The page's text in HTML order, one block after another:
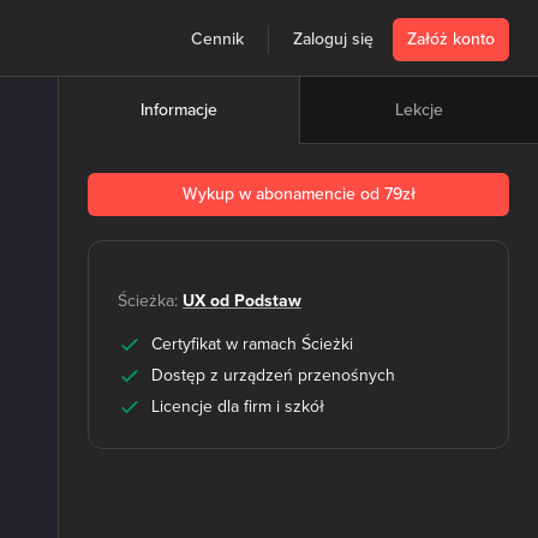
Cennik Zaloguj się Załóż konto
Informacje Lekcje
Wykup w abonamencie od 79zł
Ścieżka: UX od Podstaw
Certyfikat w ramach Ścieżki
Dostęp z urządzeń przenośnych
Licencje dla firm i szkół